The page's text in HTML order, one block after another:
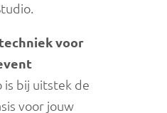
voor
is bij uitstek de
voor jouw